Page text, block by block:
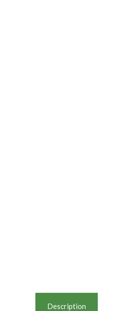
Description